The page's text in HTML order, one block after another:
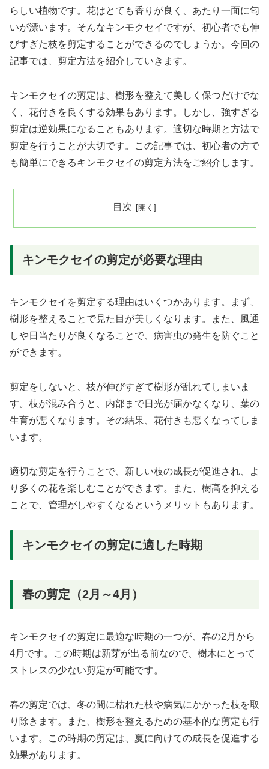
らしい植物です。花はとても香りが良く、あたり一面に匂
いが漂います。そんなキンモクセイですが、初心者でも伸
びすぎた枝を剪定することができるのでしょうか。今回の
記事では、剪定方法を紹介していきます。
キンモクセイの剪定は、樹形を整えて美しく保つだけでな
く、花付きを良くする効果もあります。しかし、強すぎる
剪定は逆効果になることもあります。適切な時期と方法で
剪定を行うことが大切です。この記事では、初心者の方で
も簡単にできるキンモクセイの剪定方法をご紹介します。
目次
キンモクセイの剪定が必要な理由
キンモクセイを剪定する理由はいくつかあります。まず、
樹形を整えることで見た目が美しくなります。また、風通
しや日当たりが良くなることで、病害虫の発生を防ぐこと
ができます。
剪定をしないと、枝が伸びすぎて樹形が乱れてしまいま
す。枝が混み合うと、内部まで日光が届かなくなり、葉の
生育が悪くなります。その結果、花付きも悪くなってしま
います。
適切な剪定を行うことで、新しい枝の成長が促進され、よ
り多くの花を楽しむことができます。また、樹高を抑える
ことで、管理がしやすくなるというメリットもあります。
キンモクセイの剪定に適した時期
春の剪定（2月～4月）
キンモクセイの剪定に最適な時期の一つが、春の2月から
4月です。この時期は新芽が出る前なので、樹木にとって
ストレスの少ない剪定が可能です。
春の剪定では、冬の間に枯れた枝や病気にかかった枝を取
り除きます。また、樹形を整えるための基本的な剪定も行
います。この時期の剪定は、夏に向けての成長を促進する
効果があります。